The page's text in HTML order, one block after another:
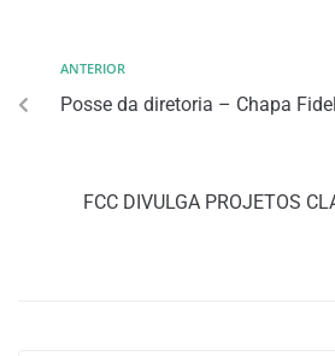
ANTERIOR
Posse da diretoria – Chapa
FCC DIVULGA PROJETOS